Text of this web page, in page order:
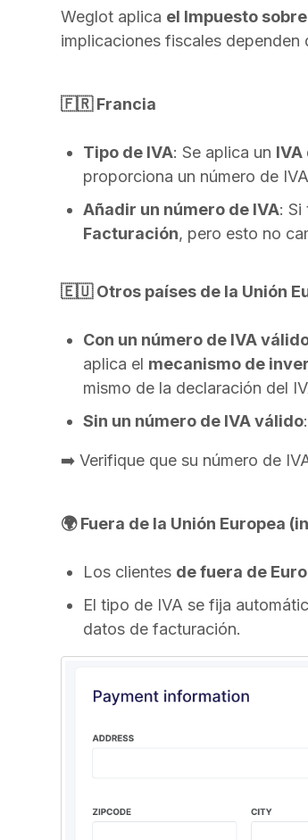
Weglot aplica el Impuesto
implicaciones fiscales dependen
🇫🇷 Francia
Tipo de IVA: Se aplica un
proporciona un número de
Añadir un número de IVA: Si
Facturación, pero esto no
🇪🇺 Otros países de la Unión
Con un número de IVA
aplica el mecanismo de
mismo de la declaración del
Sin un número de IVA válido
➡️ Verifique que su número de
🌍 Fuera de la Unión Europea
Los clientes de fuera de
El tipo de IVA se fija
datos de facturación.